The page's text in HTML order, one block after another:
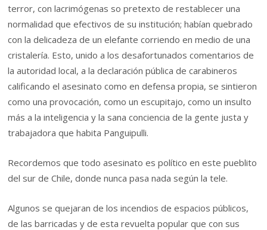
terror, con lacrimógenas so pretexto de restablecer una
normalidad que efectivos de su institución; habían quebrado
con la delicadeza de un elefante corriendo en medio de una
cristalería. Esto, unido a los desafortunados comentarios de
la autoridad local, a la declaración pública de carabineros
calificando el asesinato como en defensa propia, se sintieron
como una provocación, como un escupitajo, como un insulto
más a la inteligencia y la sana conciencia de la gente justa y
trabajadora que habita Panguipulli.
Recordemos que todo asesinato es político en este pueblito
del sur de Chile, donde nunca pasa nada según la tele.
Algunos se quejaran de los incendios de espacios públicos,
de las barricadas y de esta revuelta popular que con sus